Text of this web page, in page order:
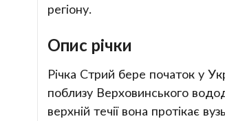
регіону.
Опис річки
Річка Стрий бере початок у
поблизу Верховинського
верхній течії вона протікає